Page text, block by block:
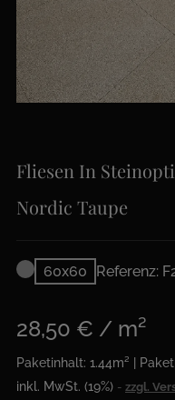
Fliesen In
Nordic Taupe
60x60 Referenz:
28,50 € / m²
Paketinhalt: 1.44m² |
inkl. MwSt. (19%)
zzgl.